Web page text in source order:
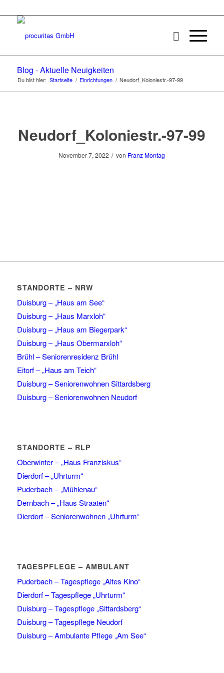
Blog - Aktuelle Neuigkeiten
Du bist hier: Startseite / Einrichtungen / Neudorf_Koloniestr.-97-99
Neudorf_Koloniestr.-97-99
November 7, 2022 / von Franz Montag
STANDORTE – NRW
Duisburg – „Haus am See“
Duisburg – „Haus Marxloh“
Duisburg – „Haus am Biegerpark“
Duisburg – „Haus Obermarxloh“
Brühl – Seniorenresidenz Brühl
Eitorf – „Haus am Teich“
Duisburg – Seniorenwohnen Sittardsberg
Duisburg – Seniorenwohnen Neudorf
STANDORTE – RLP
Oberwinter – „Haus Franziskus“
Dierdorf – „Uhrturm“
Puderbach – „Mühlenau“
Dernbach – „Haus Straaten“
Dierdorf – Seniorenwohnen „Uhrturm“
TAGESPFLEGE – AMBULANT
Puderbach – Tagespflege „Altes Kino“
Dierdorf – Tagespflege „Uhrturm“
Duisburg – Tagespflege „Sittardsberg“
Duisburg – Tagespflege Neudorf
Duisburg – Ambulante Pflege „Am See“